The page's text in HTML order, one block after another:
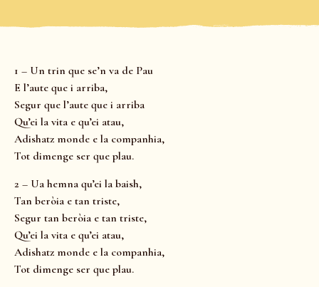
1 – Un trin que se’n va de Pau
E l’aute que i arriba,
Segur que l’aute que i arriba
Qu’ei la vita e qu’ei atau,
Adishatz monde e la companhia,
Tot dimenge ser que plau.
2 – Ua hemna qu’ei la baish,
Tan beròia e tan triste,
Segur tan beròia e tan triste,
Qu’ei la vita e qu’ei atau,
Adishatz monde e la companhia,
Tot dimenge ser que plau.